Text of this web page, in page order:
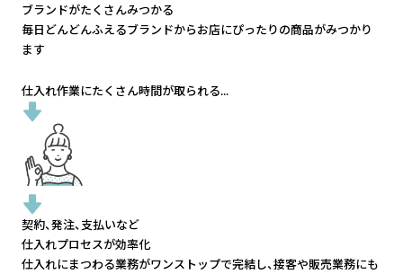
ブランドがたくさんみつかる
毎日どんどんふえるブランドからお店にぴったりの商品がみつかり
ます
仕入れ作業にたくさん時間が取られる...
契約、発注、支払いなど
仕入れプロセスが効率化
仕入れにまつわる業務がワンストップで完結し、接客や販売業務にも